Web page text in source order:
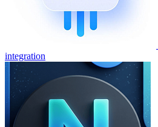
integration